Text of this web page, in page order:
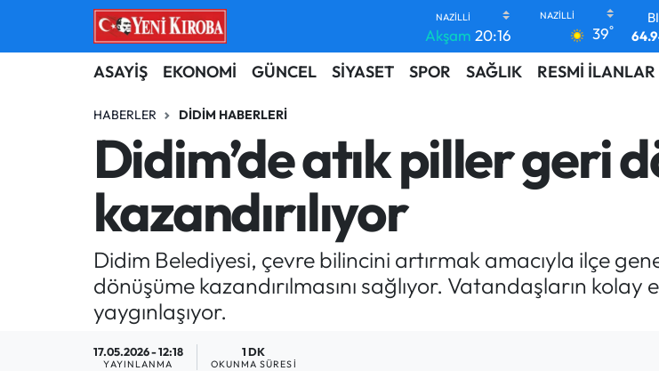
Akşam 20:16 39°
ASAYİŞ EKONOMİ GÜNCEL SİYASET SPOR SAĞLIK RESMİ İLANLAR
HABERLER DIDIM HABERLERI
Didim’de atık piller geri
kazandırılıyor
Didim Belediyesi, çevre bilincini artırmak amacıyla ilçe
dönüşüme kazandırılmasını sağlıyor. Vatandaşların
yaygınlaşıyor.
17.05.2026 - 12:18
YAYINLANMA
1 DK
OKUNMA SÜRESI
ASAYİŞ
BİLİM-TEKNOLOJİ
EĞİTİM
EKONOMİ
Aydın Nöbetçi Eczaneler
Aydın Hava Durumu
Aydin Namaz Vakitleri
Aydın Trafik Yoğunluk Haritası
Süper Lig Puan Durumu ve Fikstür
Tüm Manşetler